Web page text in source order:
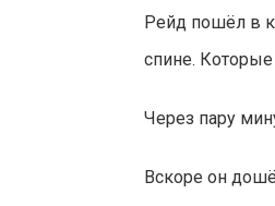
Рейд пошёл в
спине.
Через пару
Вскоре он